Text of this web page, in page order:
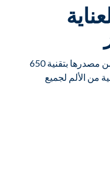
يستهدف Aerolase فطريات الأظافر من مصدرها بتقنية 650
من الألم لجميع